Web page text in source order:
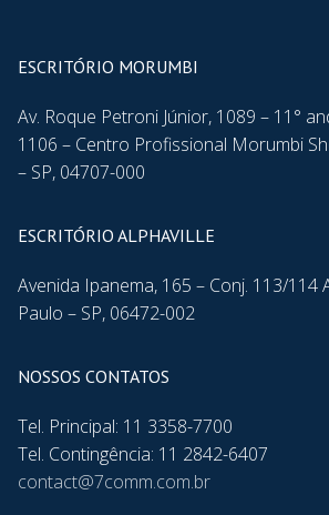
ESCRITÓRIO MORUMBI
Av. Roque Petroni Júnior, 1089 – 11°
1106 – Centro Profissional Morumbi
– SP, 04707-000
ESCRITÓRIO ALPHAVILLE
Avenida Ipanema, 165 – Conj. 113/114
Paulo – SP, 06472-002
NOSSOS CONTATOS
Tel. Principal: 11 3358-7700
Tel. Contingência: 11 2842-6407
contact@7comm.com.br